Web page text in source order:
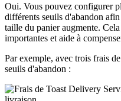
Oui. Vous pouvez configurer
différents seuils d'abandon
taille du panier augmente.
importantes et aide à
Par exemple, avec trois frais
seuils d'abandon :